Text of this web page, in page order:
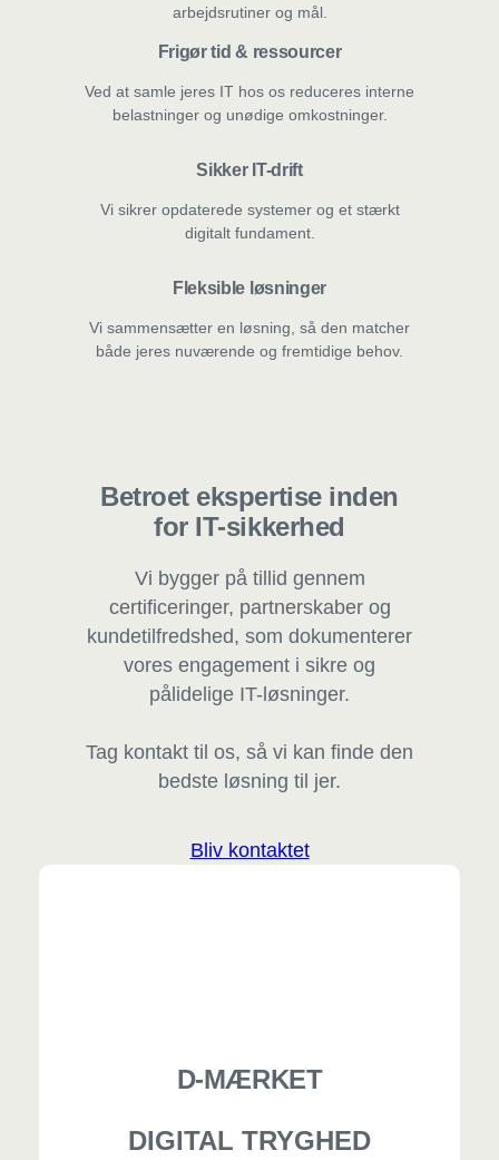
arbejdsrutiner og mål.
Frigør tid & ressourcer
Ved at samle jeres IT hos os reduceres interne
belastninger og unødige omkostninger.
Sikker IT-drift
Vi sikrer opdaterede systemer og et stærkt
digitalt fundament.
Fleksible løsninger
Vi sammensætter en løsning, så den matcher
både jeres nuværende og fremtidige behov.
Betroet ekspertise inden
for IT-sikkerhed
Vi bygger på tillid gennem
certificeringer, partnerskaber og
kundetilfredshed, som dokumenterer
vores engagement i sikre og
pålidelige IT-løsninger.
Tag kontakt til os, så vi kan finde den
bedste løsning til jer.
Bliv kontaktet
D-MÆRKET
DIGITAL TRYGHED